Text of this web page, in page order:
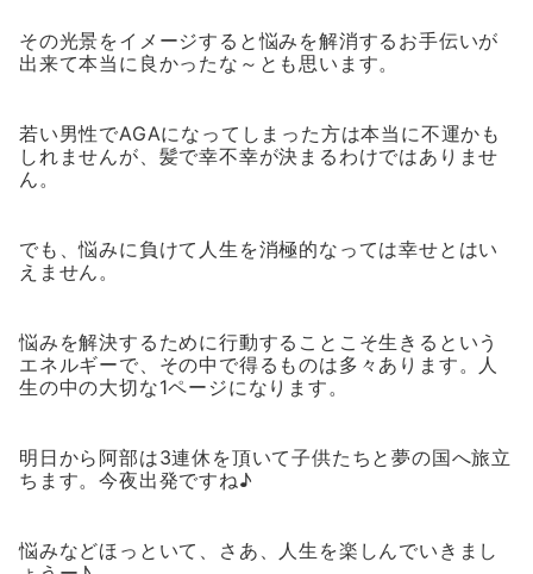
その光景をイメージすると悩みを解消するお手伝いが
出来て本当に良かったな～とも思います。
若い男性でAGAになってしまった方は本当に不運かも
しれませんが、髪で幸不幸が決まるわけではありませ
ん。
でも、悩みに負けて人生を消極的なっては幸せとはい
えません。
悩みを解決するために行動することこそ生きるという
エネルギーで、その中で得るものは多々あります。人
生の中の大切な1ページになります。
明日から阿部は3連休を頂いて子供たちと夢の国へ旅立
ちます。今夜出発ですね♪
悩みなどほっといて、さあ、人生を楽しんでいきまし